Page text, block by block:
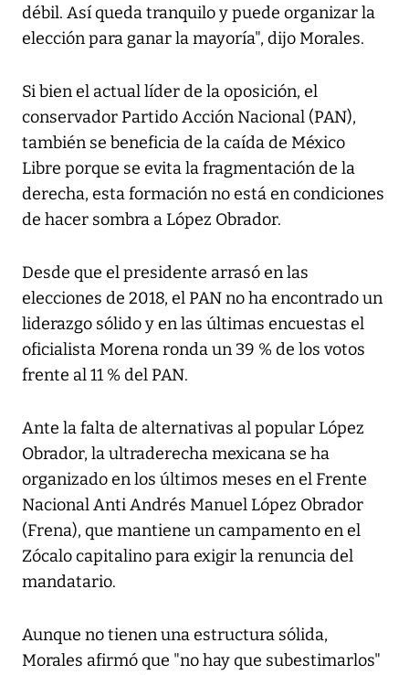
débil. Así queda tranquilo y puede organizar la
elección para ganar la mayoría", dijo Morales.
Si bien el actual líder de la oposición, el
conservador Partido Acción Nacional (PAN),
también se beneficia de la caída de México
Libre porque se evita la fragmentación de la
derecha, esta formación no está en condiciones
de hacer sombra a López Obrador.
Desde que el presidente arrasó en las
elecciones de 2018, el PAN no ha encontrado un
liderazgo sólido y en las últimas encuestas el
oficialista Morena ronda un 39 % de los votos
frente al 11 % del PAN.
Ante la falta de alternativas al popular López
Obrador, la ultraderecha mexicana se ha
organizado en los últimos meses en el Frente
Nacional Anti Andrés Manuel López Obrador
(Frena), que mantiene un campamento en el
Zócalo capitalino para exigir la renuncia del
mandatario.
Aunque no tienen una estructura sólida,
Morales afirmó que "no hay que subestimarlos"